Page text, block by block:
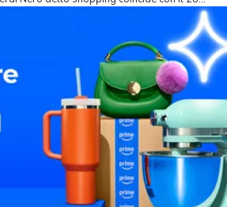
anni questa data viene estesa ai giorni che